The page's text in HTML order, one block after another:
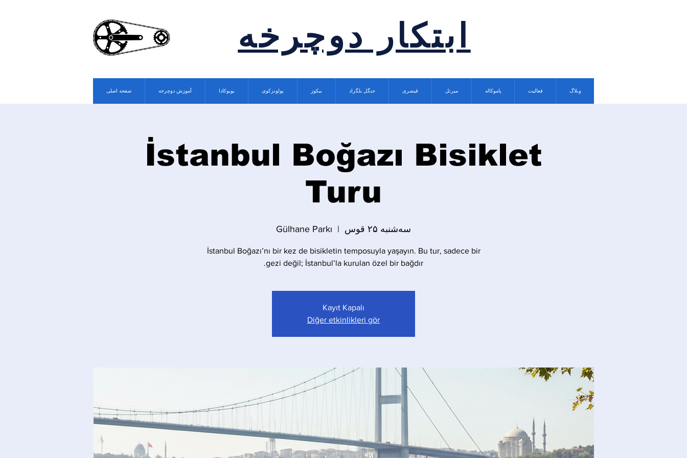
ابتکار دوچرخه
صفحه اصلی آموزش دوچرخه بویوکادا پولونزکوی بیکوز جنگل بلگراد قیصری میرتل پاموکاله فعالیت وبلاگ
İstanbul Boğazı Bisiklet
Turu
سه‌شنبه ۲۵ قوس
  |
Gülhane Parkı
İstanbul Boğazı’nı bir kez de bisikletin temposuyla yaşayın. Bu tur, sadece bir
gezi değil; İstanbul’la kurulan özel bir bağdır.
Kayıt Kapalı
Diğer etkinlikleri gör